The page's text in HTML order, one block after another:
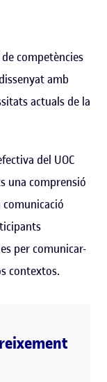
competències
amb
actuals de la
del UOC
una comprensió
comunicació
per comunicar-
contextos.